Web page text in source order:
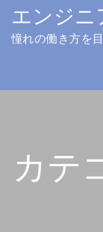
Skip
content
エンジニ
憧れの働き方を
カテ